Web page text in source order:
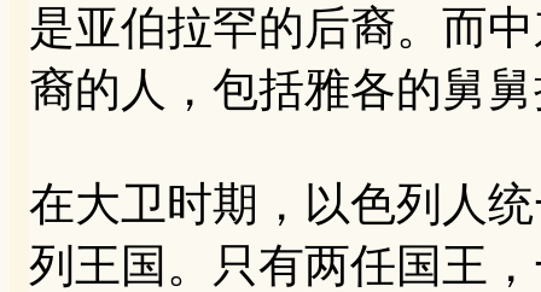
是亚伯拉罕的后裔。而
裔的人，包括雅各的舅
在大卫时期，以色列人
列王国。只有两任国王